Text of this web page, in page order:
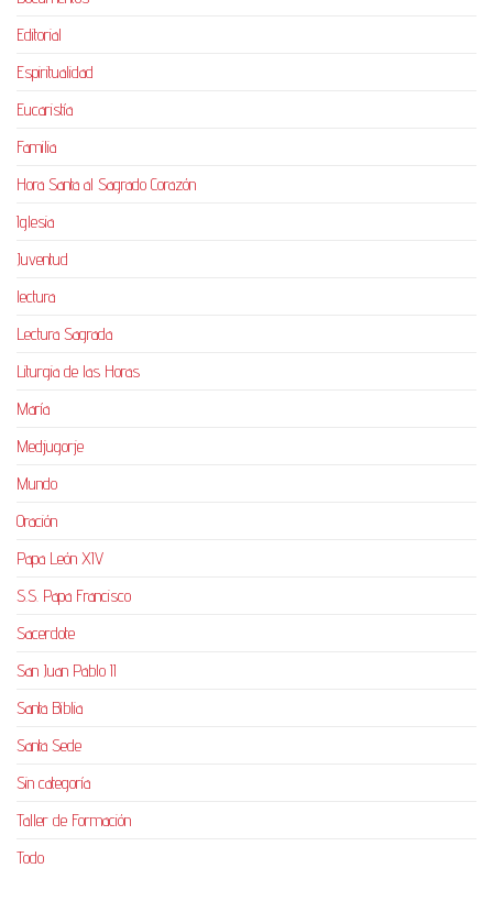
Editorial
Espiritualidad
Eucaristía
Familia
Hora Santa al Sagrado Corazón
Iglesia
Juventud
lectura
Lectura Sagrada
Liturgia de las Horas
María
Medjugorje
Mundo
Oración
Papa León XIV
S.S. Papa Francisco
Sacerdote
San Juan Pablo II
Santa Biblia
Santa Sede
Sin categoría
Taller de Formación
Todo